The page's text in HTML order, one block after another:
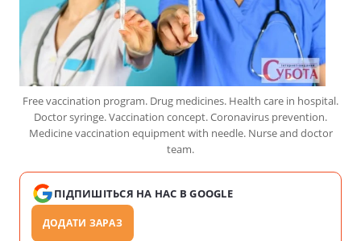
Free vaccination program. Drug medicines. Health care in hospital.
Doctor syringe. Vaccination concept. Coronavirus prevention.
Medicine vaccination equipment with needle. Nurse and doctor
team.
ПІДПИШІТЬСЯ НА НАС В GOOGLE
ДОДАТИ ЗАРАЗ